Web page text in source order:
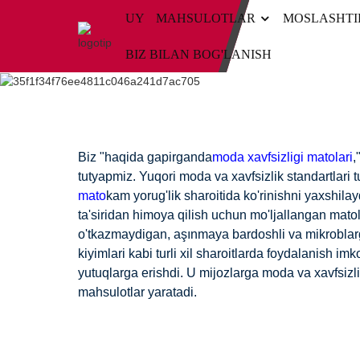
UY MAHSULOTLAR
BIZ BILAN BOG'LANISH
Biz "haqida gapirgandamoda xavfsizligi matolari
tutyapmiz. Yuqori moda va xavfsizlik standartlari
matokam yorug'lik sharoitida ko'rinishni
ta'siridan himoya qilish uchun mo'ljallangan
o'tkazmaydigan, aşınmaya bardoshli va
kiyimlari kabi turli xil sharoitlarda foydalanish
yutuqlarga erishdi. U mijozlarga moda va
mahsulotlar yaratadi.